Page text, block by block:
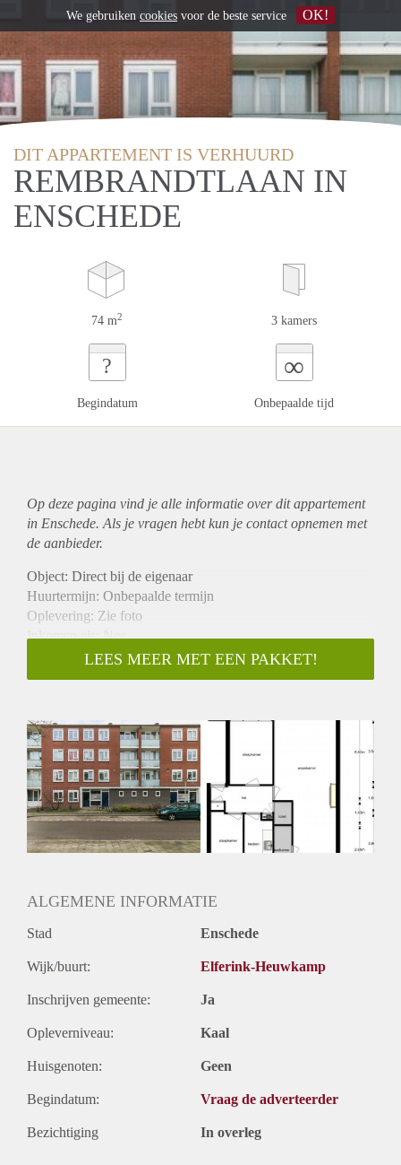
DIT APPARTEMENT IS VERHUURD
REMBRANDTLAAN IN
ENSCHEDE
74 m2 3 kamers
?
Begindatum
∞
Onbepaalde tijd
Op deze pagina vind je alle informatie over ditappartement
in Enschede. Als je vragen hebt kun je contact opnemen met
de aanbieder.
Object: Direct bij de eigenaar
Huurtermijn: Onbepaalde termijn
Oplevering: Zie foto
Inkomen eis: Nee
Garantiestelling mogelijk: Nee
Borg: 1 Maand
Huisdieren toegestaan: Afhankelijk van de Eigenaar
Huurtoeslag grens: Ja
Geschikt voor studenten: Afhankelijk van de Eigenaar
LEES MEER MET EEN PAKKET!
ALGEMENE INFORMATIE
Stad Enschede
Wijk/buurt: Elferink-Heuwkamp
Inschrijven gemeente: Ja
Opleverniveau: Kaal
Huisgenoten: Geen
Begindatum: Vraag de adverteerder
Bezichtiging In overleg
We gebruiken cookies voor de beste service OK!